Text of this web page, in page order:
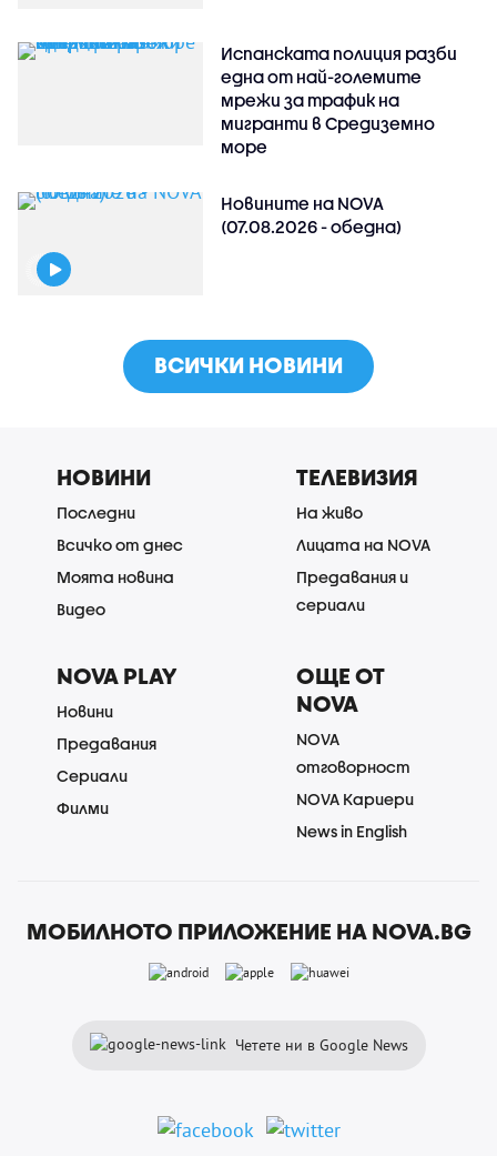
Испанската полиция разби
една от най-големите
мрежи за трафик на
мигранти в Средиземно
море
Новините на NOVA
(07.08.2026 - обедна)
ВСИЧКИ НОВИНИ
НОВИНИ
Последни
Всичко от днес
Моята новина
Видео
ТЕЛЕВИЗИЯ
На живо
Лицата на NOVA
Предавания и
сериали
NOVA PLAY
Новини
Предавания
Сериали
Филми
ОЩЕ ОТ
NOVA
NOVA
отговорност
NOVA Кариери
News in English
МОБИЛНОТО ПРИЛОЖЕНИЕ НА NOVA.BG
Четете ни в Google News